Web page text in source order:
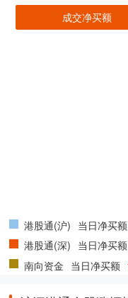
成交净买额
港股通(沪) 当日净买额
港股通(深) 当日净买额
南向资金 当日净买额